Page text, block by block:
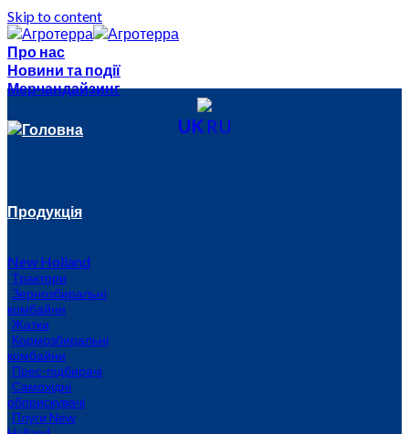
Skip to content
Про нас
Новини та події
Мерчандайзинг
UK RU
Головна
Продукція
New Holland
Трактори
Зернозбиральні
комбайни
Жатки
Кормозбиральні
комбайни
Прес-підбирачі
Самохідні
обприскувачі
Плуги New